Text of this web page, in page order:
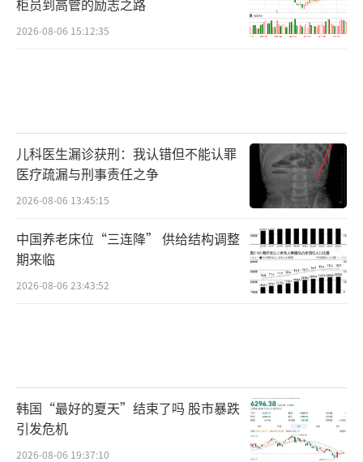
柜员到高管的励志之路
2026-08-06 15:12:35
儿科医生漏诊获刑：我认错但不能认罪
医疗疏漏与刑事责任之争
2026-08-06 13:45:15
中国养老床位“三连降” 供给结构调整
期来临
2026-08-06 23:43:52
韩国“最好的夏天”结束了吗 股市暴跌
引发危机
2026-08-06 19:37:10